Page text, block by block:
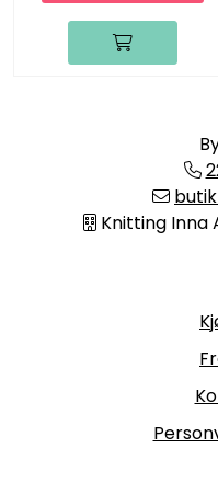
Knitting Inna